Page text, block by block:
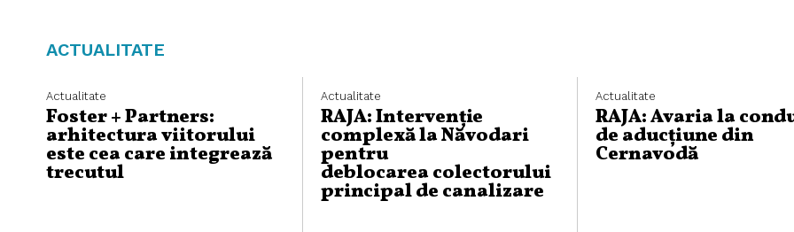
ACTUALITATE
Actualitate
Foster + Partners:
arhitectura viitorului
este cea care integrează
trecutul
Actualitate
RAJA: Intervenție
complexă la Năvodari
pentru
deblocarea colectorului
principal de canalizare
Actualitate
RAJA: Avaria la
de aducțiune din
Cernavodă